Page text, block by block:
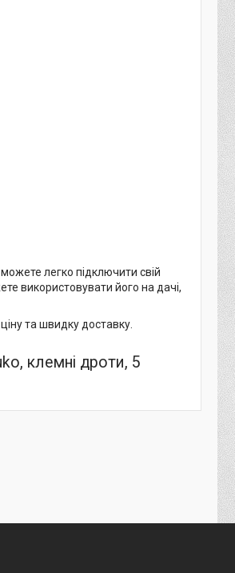
легко підключити свій
використовувати його на дачі,
та швидку доставку.
клемні дроти, 5